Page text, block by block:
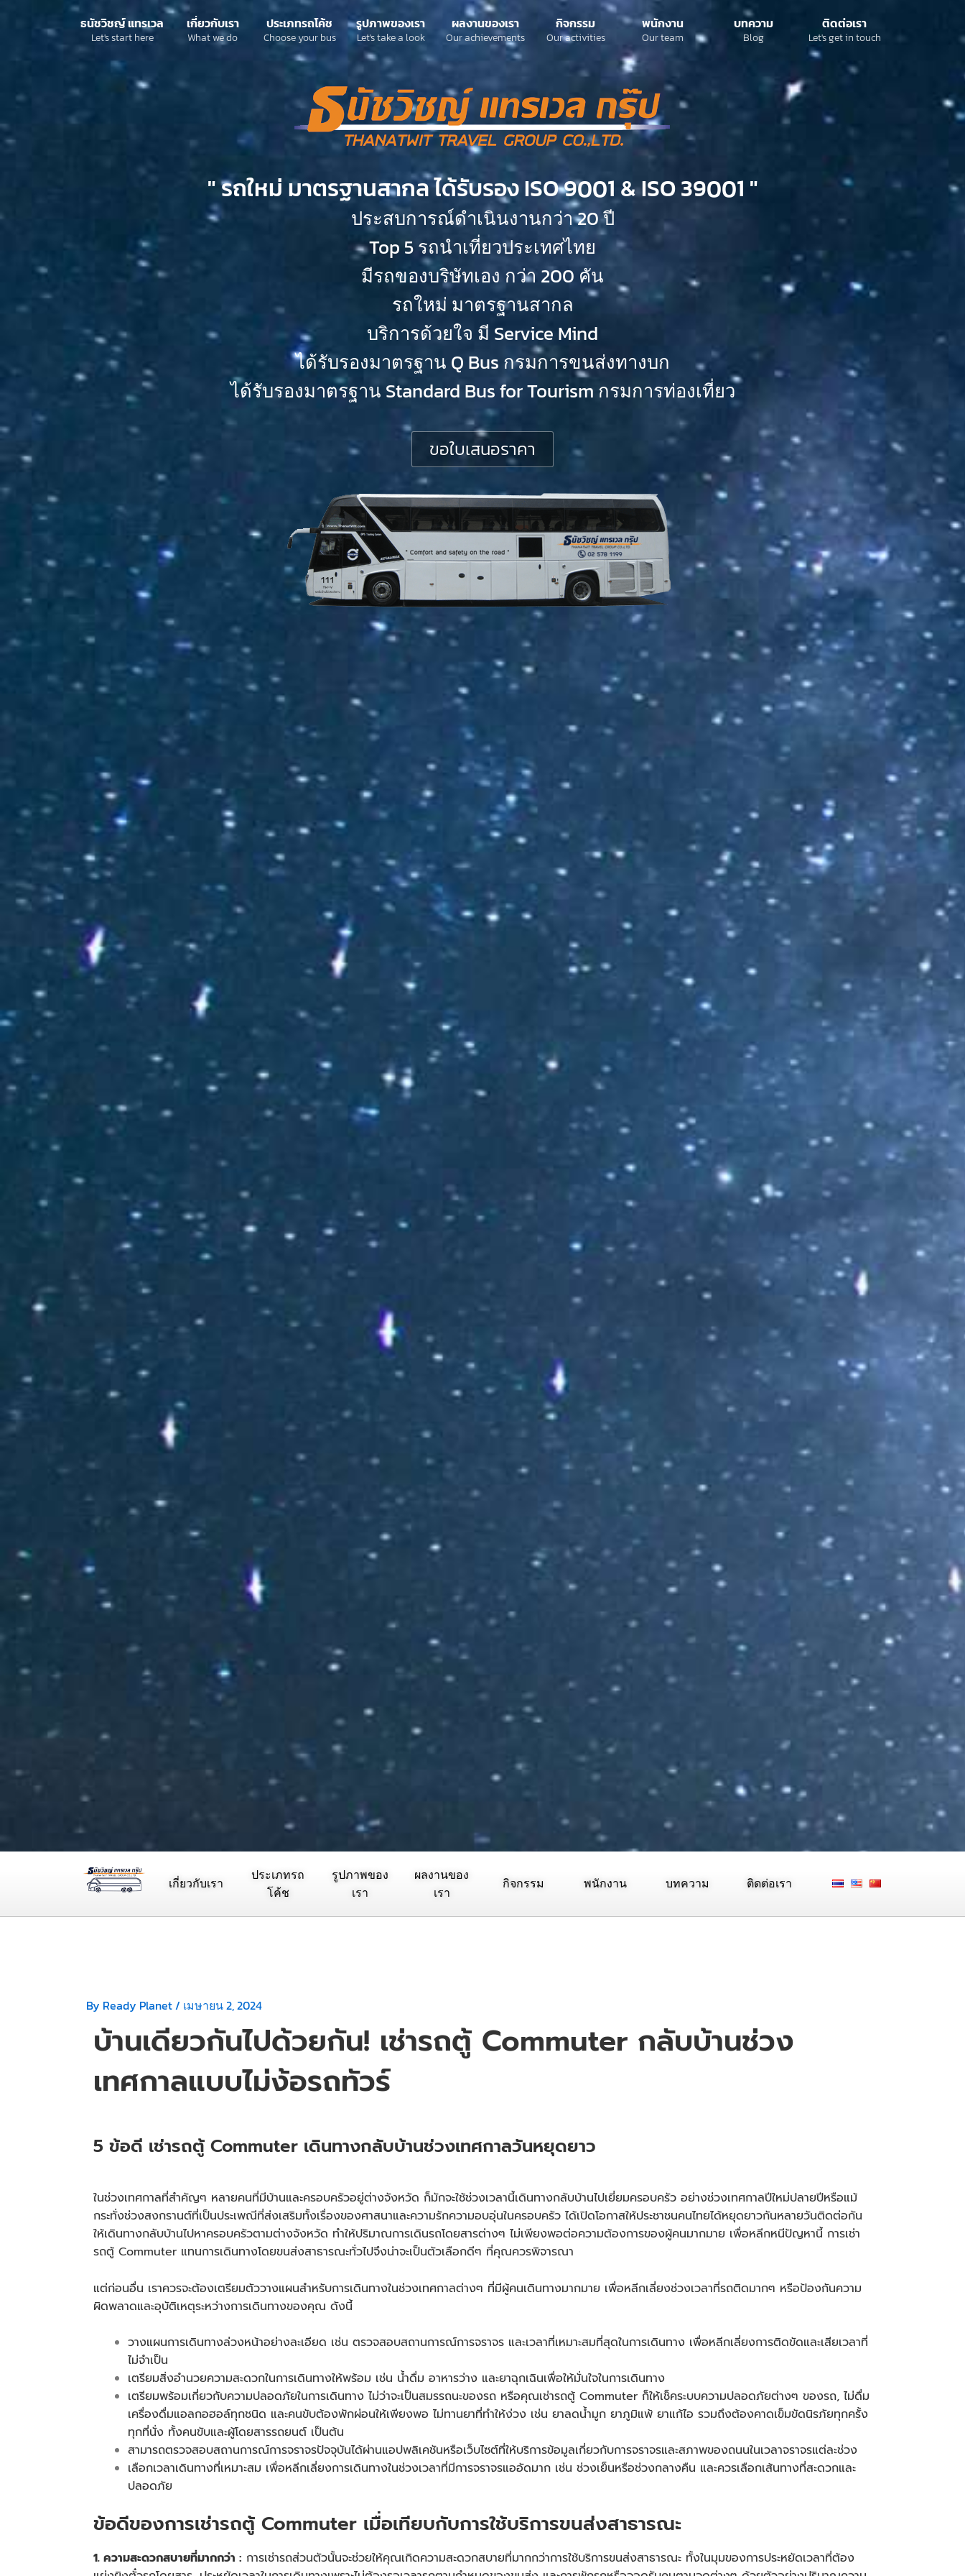
ธนัชวิชญ์ แทรเวล
Let's start here
เกี่ยวกับเรา
What we do
ประเภทรถโค้ช
Choose your bus
รูปภาพของเรา
Let's take a look
ผลงานของเรา
Our achievements
กิจกรรม
Our activities
พนักงาน
Our team
บทความ
Blog
ติดต่อเรา
Let's get in touch
" รถใหม่ มาตรฐานสากล ได้รับรอง ISO 9001 & ISO 39001 "​
ประสบการณ์ดำเนินงานกว่า 20 ปี
Top 5 รถนำเที่ยวประเทศไทย
มีรถของบริษัทเอง กว่า 200 คัน
รถใหม่ มาตรฐานสากล
บริการด้วยใจ มี Service Mind
ได้รับรองมาตรฐาน Q Bus กรมการขนส่งทางบก
ได้รับรองมาตรฐาน Standard Bus for Tourism กรมการท่องเที่ยว
ขอใบเสนอราคา
เกี่ยวกับเรา
ประเภทรถ
โค้ช
รูปภาพของ
เรา
ผลงานของ
เรา
กิจกรรม พนักงาน บทความ ติดต่อเรา
By Ready Planet/ เมษายน 2, 2024
บ้านเดียวกันไปด้วยกัน! เช่ารถตู้ Commuter กลับบ้านช่วง
เทศกาลแบบไม่ง้อรถทัวร์
5 ข้อดี เช่ารถตู้ Commuter เดินทางกลับบ้านช่วงเทศกาลวันหยุดยาว
ในช่วงเทศกาลที่สำคัญๆ หลายคนที่มีบ้านและครอบครัวอยู่ต่างจังหวัด ก็มักจะใช้ช่วงเวลานี้เดินทางกลับบ้านไปเยี่ยมครอบครัว อย่างช่วงเทศกาลปีใหม่ปลายปีหรือแม้
กระทั่งช่วงสงกรานต์ที่เป็นประเพณีที่ส่งเสริมทั้งเรื่องของศาสนาและความรักความอบอุ่นในครอบครัว ได้เปิดโอกาสให้ประชาชนคนไทยได้หยุดยาวกันหลายวันติดต่อกัน
ให้เดินทางกลับบ้านไปหาครอบครัวตามต่างจังหวัด ทำให้ปริมาณการเดินรถโดยสารต่างๆ ไม่เพียงพอต่อความต้องการของผู้คนมากมาย เพื่อหลีกหนีปัญหานี้ การเช่า
รถตู้ Commuter แทนการเดินทางโดยขนส่งสาธารณะทั่วไปจึงน่าจะเป็นตัวเลือกดีๆ ที่คุณควรพิจารณา
แต่ก่อนอื่น เราควรจะต้องเตรียมตัววางแผนสำหรับการเดินทางในช่วงเทศกาลต่างๆ ที่มีผู้คนเดินทางมากมาย เพื่อหลีกเลี่ยงช่วงเวลาที่รถติดมากๆ หรือป้องกันความ
ผิดพลาดและอุบัติเหตุระหว่างการเดินทางของคุณ ดังนี้
วางแผนการเดินทางล่วงหน้าอย่างละเอียด เช่น ตรวจสอบสถานการณ์การจราจร และเวลาที่เหมาะสมที่สุดในการเดินทาง เพื่อหลีกเลี่ยงการติดขัดและเสียเวลาที่
ไม่จำเป็น
เตรียมสิ่งอำนวยความสะดวกในการเดินทางให้พร้อม เช่น น้ำดื่ม อาหารว่าง และยาฉุกเฉินเพื่อให้มั่นใจในการเดินทาง
เตรียมพร้อมเกี่ยวกับความปลอดภัยในการเดินทาง ไม่ว่าจะเป็นสมรรถนะของรถ หรือคุณเช่ารถตู้ Commuter ก็ให้เช็คระบบความปลอดภัยต่างๆ ของรถ, ไม่ดื่ม
เครื่องดื่มแอลกอฮอล์ทุกชนิด และคนขับต้องพักผ่อนให้เพียงพอ ไม่ทานยาที่ทำให้ง่วง เช่น ยาลดน้ำมูก ยาภูมิแพ้ ยาแก้ไอ รวมถึงต้องคาดเข็มขัดนิรภัยทุกครั้ง
ทุกที่นั่ง ทั้งคนขับและผู้โดยสารรถยนต์ เป็นต้น
สามารถตรวจสอบสถานการณ์การจราจรปัจจุบันได้ผ่านแอปพลิเคชันหรือเว็บไซต์ที่ให้บริการข้อมูลเกี่ยวกับการจราจรและสภาพของถนนในเวลาจราจรแต่ละช่วง
เลือกเวลาเดินทางที่เหมาะสม เพื่อหลีกเลี่ยงการเดินทางในช่วงเวลาที่มีการจราจรแออัดมาก เช่น ช่วงเย็นหรือช่วงกลางคืน และควรเลือกเส้นทางที่สะดวกและ
ปลอดภัย
ข้อดีของการเช่ารถตู้ Commuter เมื่อเทียบกับการใช้บริการขนส่งสาธารณะ
1. ความสะดวกสบายที่มากกว่า : การเช่ารถส่วนตัวนั้นจะช่วยให้คุณเกิดความสะดวกสบายที่มากกว่าการใช้บริการขนส่งสาธารณะ ทั้งในมุมของการประหยัดเวลาที่ต้อง